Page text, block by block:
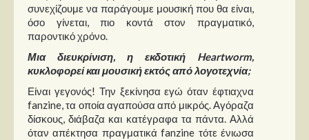
συνεχίζουμε να παράγουμε μουσική που θα είναι,
όσο γίνεται, πιο κοντά στον πραγματικό,
παροντικό χρόνο.
Μια διευκρίνιση, η εκδοτική Heartworm,
κυκλοφορεί και μουσική εκτός από λογοτεχνία;
Είναι γεγονός! Την ξεκίνησα εγώ όταν έφτιαχνα
fanzine, τα οποία αγαπούσα από μικρός. Αγόραζα
δίσκους, διάβαζα και κατέγραφα τα πάντα. Αλλά
όταν απέκτησα πραγματικά fanzine τότε ένιωσα